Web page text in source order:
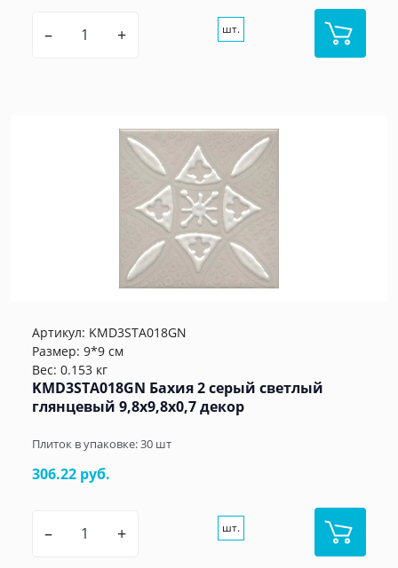
– + шт.
Артикул: KMD3STA018GN
Размер: 9*9 см
Вес: 0.153 кг
KMD3STA018GN Бахия 2 серый светлый
глянцевый 9,8x9,8x0,7 декор
Плиток в упаковке:30 шт
306.22 руб.
– + шт.